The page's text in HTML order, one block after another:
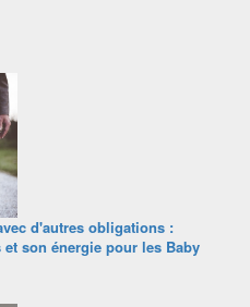
d'autres obligations :
son énergie pour les Baby